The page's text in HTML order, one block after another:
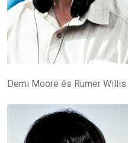
Demi Moore és Rumer